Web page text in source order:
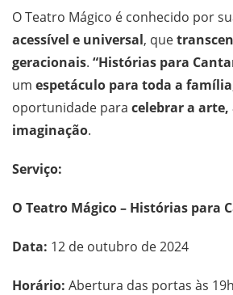
O Teatro Mágico é conhecido por
acessível e universal, que
geracionais. “Histórias para
um espetáculo para toda a família
oportunidade para celebrar a arte,
imaginação.
Serviço:
O Teatro Mágico – Histórias para
Data: 12 de outubro de 2024
Horário: Abertura das portas às 19h